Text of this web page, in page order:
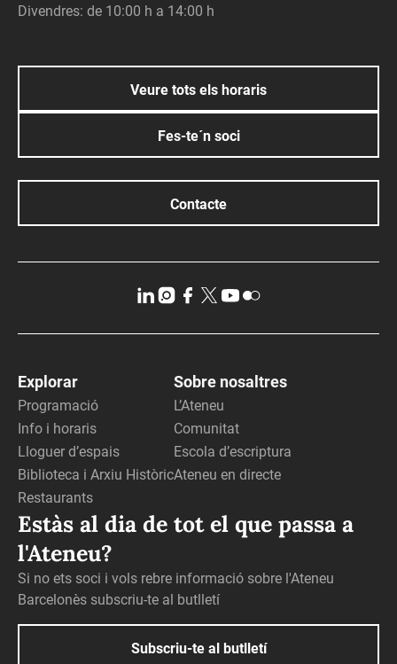
Divendres: de 10:00 h a 14:00 h
Veure tots els horaris
Fes-te´n soci
Contacte
Explorar
Programació
Info i horaris
Lloguer d’espais
Biblioteca i Arxiu Històric
Restaurants
Sobre nosaltres
L’Ateneu
Comunitat
Escola d’escriptura
Ateneu en directe
Estàs al dia de tot el que passa a
l'Ateneu?
Si no ets soci i vols rebre informació sobre l'Ateneu
Barcelonès subscriu-te al butlletí
Subscriu-te al butlletí